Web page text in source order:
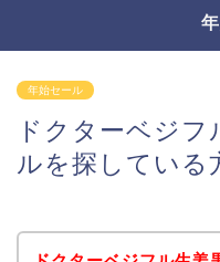
年始セール
ドクターベジフ
ルを探している